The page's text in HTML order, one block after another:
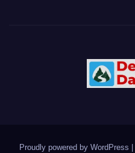
Proudly powered by WordPress